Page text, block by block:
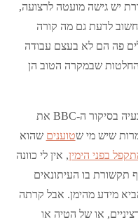
יש גישה מועטה לרצועה,
לדעת גם מה קורה
פה הם לא בעצם עבודה
שבמקרה הטוב הן
כל זה לא אומר שבתמונה הכללית אין בעיה בסיקור ה-BBC את
שיש מי שטוענים שהוא
בפני הימין, אין לי כוונה
תקשורת בו העיתונאים
מידע מהימן. אבל קרתה
או של הטיה או